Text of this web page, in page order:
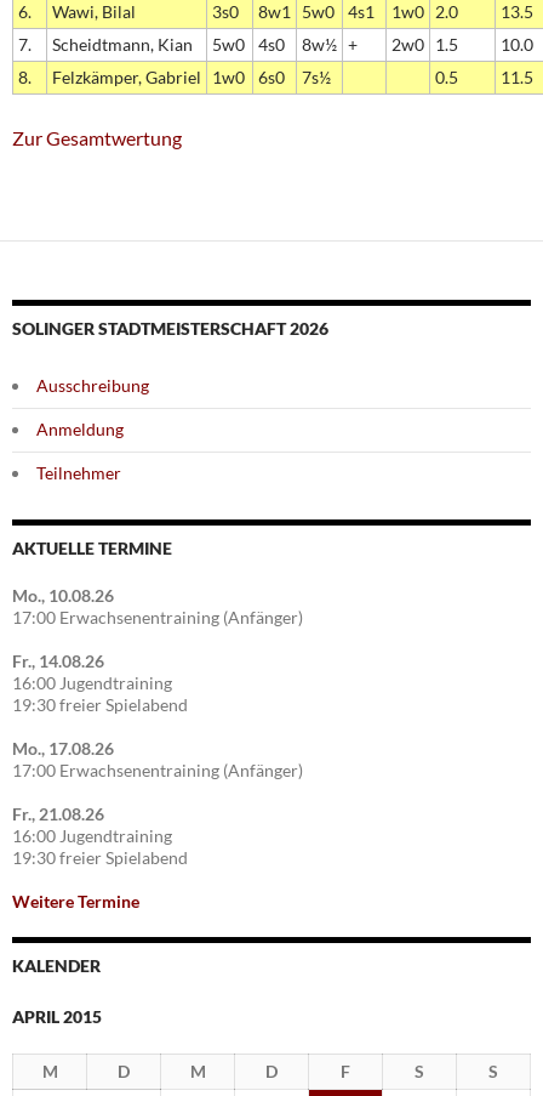
6.
Wawi, Bilal 3s0 8w1 5w0 4s1 1w0 2.0
13.5
7.
Scheidtmann, Kian 5w0 4s0 8w½ + 2w0 1.5
10.0
8.
Felzkämper, Gabriel 1w0 6s0 7s½ 0.5 11.5
Zur Gesamtwertung
SOLINGER STADTMEISTERSCHAFT 2026
Ausschreibung
Anmeldung
Teilnehmer
AKTUELLE TERMINE
Mo., 10.08.26
17:00 Erwachsenentraining (Anfänger)
Fr., 14.08.26
16:00 Jugendtraining
19:30 freier Spielabend
Mo., 17.08.26
17:00 Erwachsenentraining (Anfänger)
Fr., 21.08.26
16:00 Jugendtraining
19:30 freier Spielabend
Weitere Termine
KALENDER
APRIL 2015
M D M D F S S